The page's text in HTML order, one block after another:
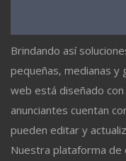
Brindando así
pequeñas, medianas
web está diseñado
anunciantes cuentan
pueden editar y
Nuestra plataforma de